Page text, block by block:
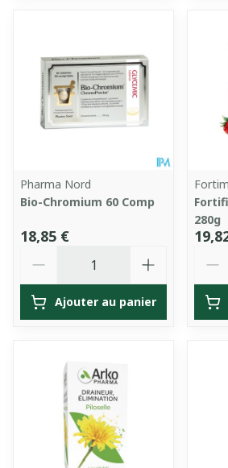
Pharma Nord
Bio-Chromium 60 Comp
18,85 €
Ajouter au panier
280g